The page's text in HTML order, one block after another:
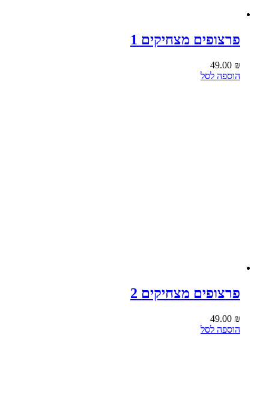
פרצופים מצחיקים 1
49.00 ₪
הוספה לסל
פרצופים מצחיקים 2
49.00 ₪
הוספה לסל